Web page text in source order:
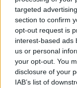
targeted
section to confirm
opt-out request is
interest-based ads
us or personal
your opt-out. You
disclosure of your
IAB’s list of